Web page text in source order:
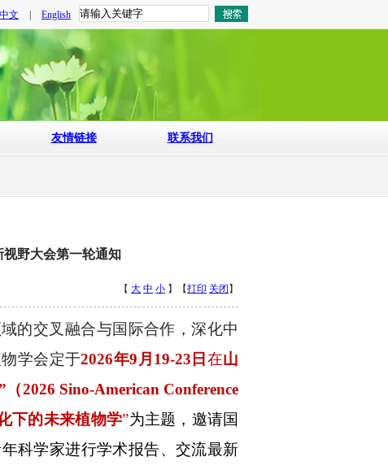
中文 English
友情链接 联系我们
视野大会第一轮通知
【大 中 小 】【打印 关闭 】
的交叉融合与国际合作，深化中
学会定于2026年9 月 19-23 日 在山
（2026 Sino-American Conference
下的未来植物学”为主题，邀请国
科学家进行学术报告、交流最新